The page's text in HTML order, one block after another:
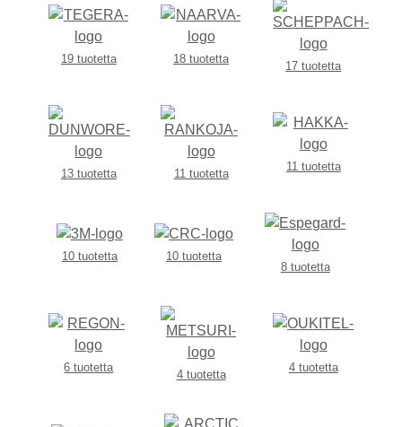
19 tuotetta 18 tuotetta
17 tuotetta
13 tuotetta 11 tuotetta
11 tuotetta
10 tuotetta
10 tuotetta
8 tuotetta
6 tuotetta
4 tuotetta
4 tuotetta